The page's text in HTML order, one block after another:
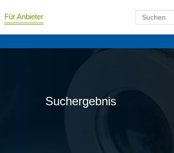
Für Anbieter
Suchergebnis